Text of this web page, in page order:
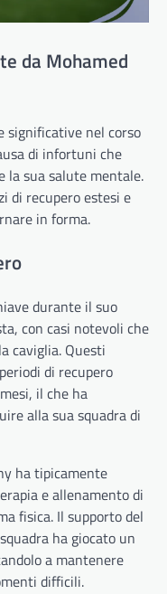
da Mohamed
significative nel corso
di infortuni che
la sua salute mentale.
di recupero estesi e
in forma.
durante il suo
con casi notevoli che
caviglia. Questi
di recupero
il che ha
alla sua squadra di
ha tipicamente
e allenamento di
fisica. Il supporto del
ha giocato un
a mantenere
difficili.